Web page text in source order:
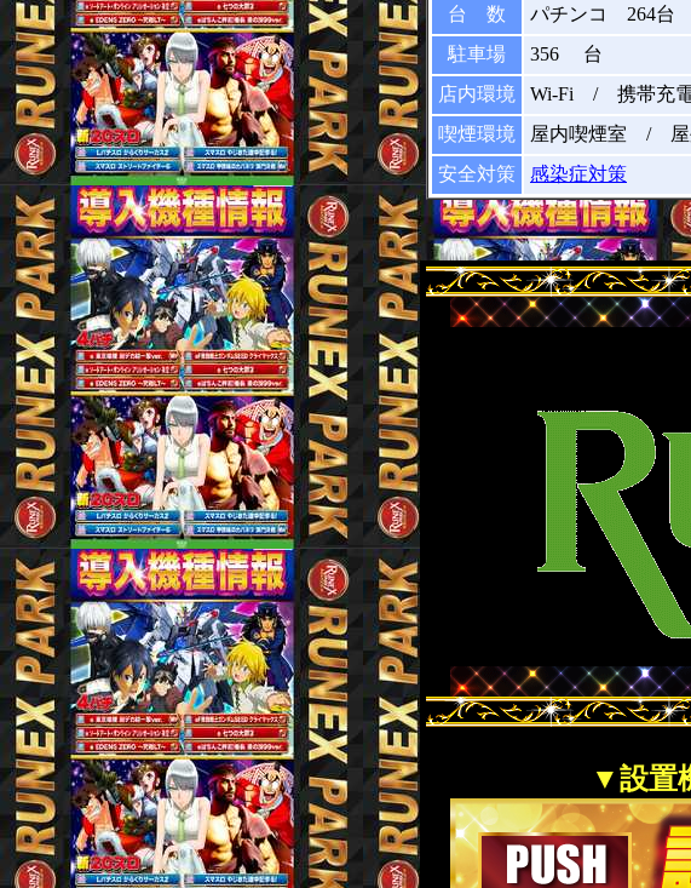
台 数
パチンコ 264
駐車場
356 台
店内環境
Wi-Fi / 携帯充
喫煙環境
屋内喫煙室 / 屋
安全対策
感染症対策
▼設置